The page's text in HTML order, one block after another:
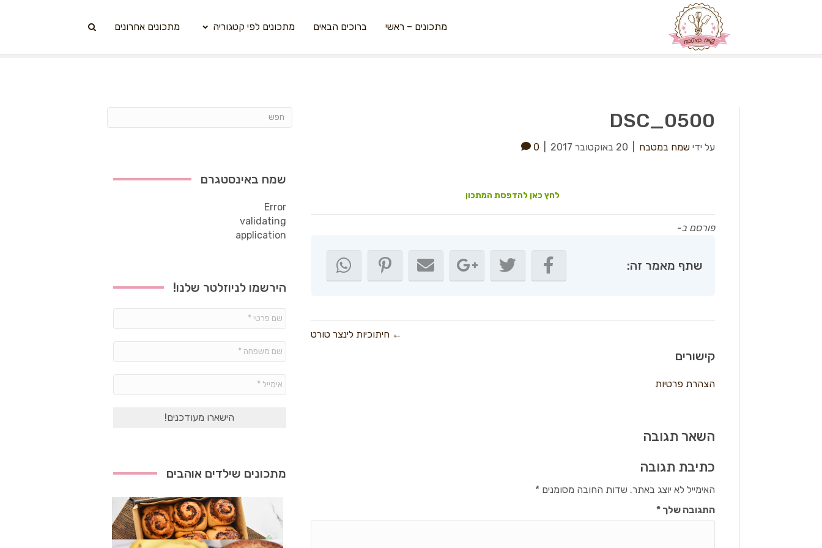
מתכונים – ראשי ברוכים הבאים מתכונים לפי קטגוריה מתכונים אחרונים
DSC_0500
על ידי שמח במטבח 20 באוקטובר 2017 0
לחץ כאן להדפסת המתכון
פורסם ב-
שתף מאמר זה:
← חיתוכיות לינצר טורט
קישורים
הצהרת פרטיות
השאר תגובה
כתיבת תגובה
האימייל לא יוצג באתר. שדות החובה מסומנים*
התגובה שלך*
שמח באינסטגרם
Error
validating
application
הירשמו לניוזלטר שלנו!
פרטי
משפחה
*
מתכונים שילדים אוהבים